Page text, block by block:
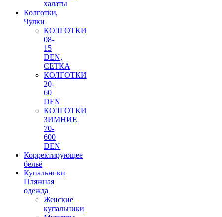
халаты
Колготки,
Чулки
КОЛГОТКИ
08-
15
DEN,
СЕТКА
КОЛГОТКИ
20-
60
DEN
КОЛГОТКИ
ЗИМНИЕ
70-
600
DEN
Корректирующее
бельё
Купальники
Пляжная
одежда
Женские
купальники